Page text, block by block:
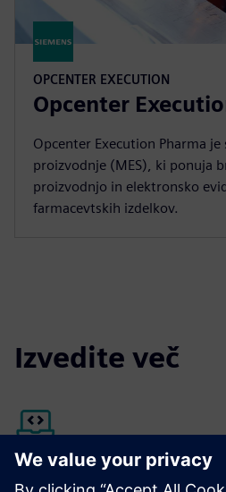
OPCENTER EXECUTION
Opcenter
Opcenter Execution Pharma
proizvodnje (MES), ki ponuja
proizvodnjo in elektronsko
farmacevtskih izdelkov.
Izvedite več
Siemens Xcelerator